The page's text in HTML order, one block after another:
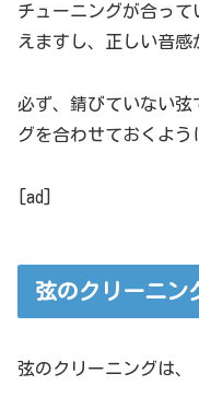
チューニングが合っ
えますし、正しい音感
必ず、錆びていない弦
グを合わせておくよう
[ad]
弦のクリーニン
弦のクリーニングは、